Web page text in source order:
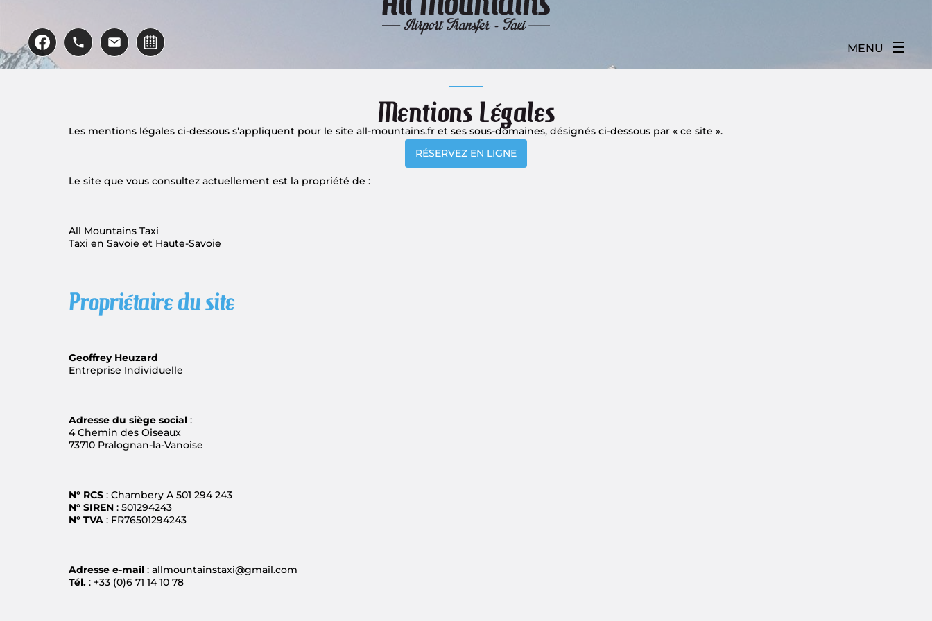
MENU
RETOUR
GENÈVE COINTRIN (GVA)
GRENOBLE ALPES ISÈRE (GNB)
TURIN-CASELLE (TRN)
LES ARCS
COURCHEVEL
MÉRIBEL
LA PLAGNE
PEISEY-VALLANDRY
Mentions Légales
RÉSERVEZ EN LIGNE
Les mentions légales ci-dessous s’appliquent pour le site all-mountains.fr et ses sous-domaines, désignés ci-dessous par « ce site ».
Le site que vous consultez actuellement est la propriété de :
All Mountains Taxi
Taxi en Savoie et Haute-Savoie
Propriétairedusite
Geoffrey Heuzard
Entreprise Individuelle
Adresse du siège social:
4 Chemin des Oiseaux
73710 Pralognan-la-Vanoise
N° RCS: Chambery A 501 294 243
N° SIREN: 501294243
N° TVA: FR76501294243
Adresse e-mail: allmountainstaxi@gmail.com
Tél.: +33 (0)6 71 14 10 78